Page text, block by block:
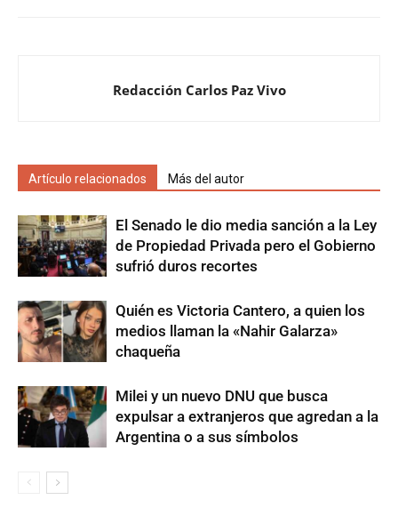
Redacción Carlos Paz Vivo
Artículo relacionados Más del autor
El Senado le dio media sanción a la Ley
de Propiedad Privada pero el Gobierno
sufrió duros recortes
Quién es Victoria Cantero, a quien los
medios llaman la «Nahir Galarza»
chaqueña
Milei y un nuevo DNU que busca
expulsar a extranjeros que agredan a la
Argentina o a sus símbolos